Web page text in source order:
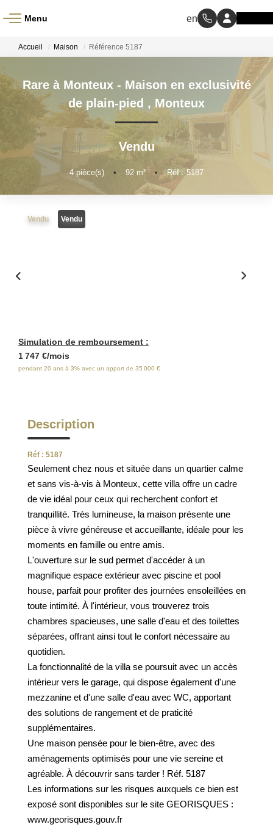
Menu
À LOUER
NOS MÉTIERS
Transaction
Gestion Locative
NOS AVIS CLIENTS CERTIFIÉS
NOS ACTUALITÉS
POLITIQUE DE CONFIDENTIALITÉ
MENTIONS LÉGALES
Accueil Maison Référence 5187
Rare à Monteux - Maison en exclusivité
de plain-pied , Monteux
Vendu
4 pièce(s) • 92 m² • Réf : 5187
Vendu Vendu
Simulation de remboursement :
1 747 €/mois
pendant 20 ans à 3% avec un apport de 35 000 €
Description
Réf : 5187
Seulement chez nous et située dans un quartier calme
et sans vis-à-vis à Monteux, cette villa offre un cadre
de vie idéal pour ceux qui recherchent confort et
tranquillité. Très lumineuse, la maison présente une
pièce à vivre généreuse et accueillante, idéale pour les
moments en famille ou entre amis.
L'ouverture sur le sud permet d'accéder à un
magnifique espace extérieur avec piscine et pool
house, parfait pour profiter des journées ensoleillées en
toute intimité. À l'intérieur, vous trouverez trois
chambres spacieuses, une salle d'eau et des toilettes
séparées, offrant ainsi tout le confort nécessaire au
quotidien.
La fonctionnalité de la villa se poursuit avec un accès
intérieur vers le garage, qui dispose également d'une
mezzanine et d'une salle d'eau avec WC, apportant
des solutions de rangement et de praticité
supplémentaires.
Une maison pensée pour le bien-être, avec des
aménagements optimisés pour une vie sereine et
agréable. À découvrir sans tarder ! Réf. 5187
Les informations sur les risques auxquels ce bien est
exposé sont disponibles sur le site GEORISQUES :
www.georisques.gouv.fr